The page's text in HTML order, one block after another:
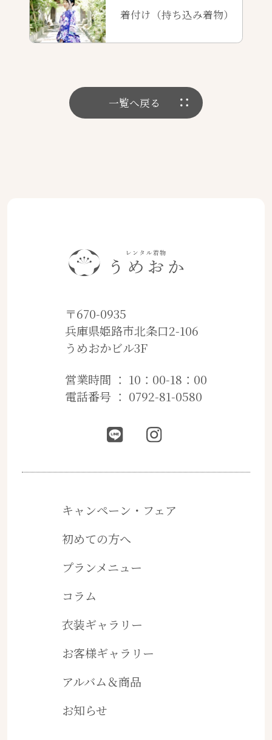
着付け（持ち込み着物）
一覧へ戻る
〒670-0935
兵庫県姫路市北条口2-106
うめおかビル3F
営業時間 ： 10：00-18：00
電話番号 ： 0792-81-0580
キャンペーン・フェア
初めての方へ
プランメニュー
コラム
衣装ギャラリー
お客様ギャラリー
アルバム＆商品
お知らせ